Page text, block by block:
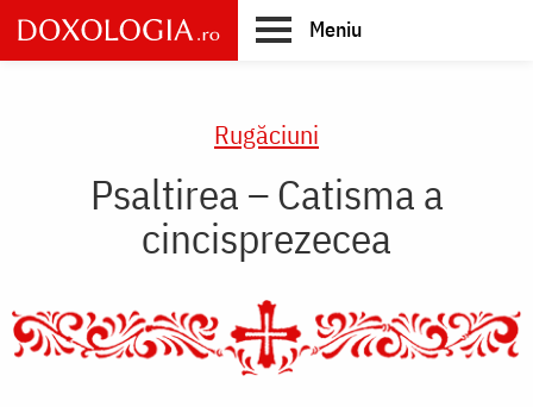
Skip
to
main
Meniu
Rugăciuni
Psaltirea – Catisma a
cincisprezecea